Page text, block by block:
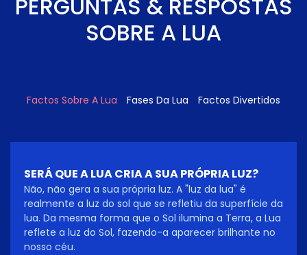
PERGUNTAS & RESPOSTAS
SOBRE A LUA
Factos Sobre A Lua Fases Da Lua Factos Divertidos
SERÁ QUE A LUA CRIA A SUA PRÓPRIA LUZ?
Não, não gera a sua própria luz. A "luz da lua" é
realmente a luz do sol que se refletiu da superfície da
lua. Da mesma forma que o Sol ilumina a Terra, a Lua
reflete a luz do Sol, fazendo-a aparecer brilhante no
nosso céu.